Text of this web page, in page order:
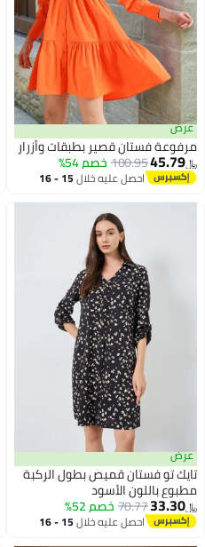
عرض
مرفوعة فستان قصير بطبقات وأزرار
﷼‏45.79
100.95خصم 54%
احصل عليه خلال 15 - 16
2
عرض
تايك تو فستان قميص بطول الركبة
مطبوع باللون الأسود
﷼‏33.30
70.77خصم 52%
احصل عليه خلال 15 - 16